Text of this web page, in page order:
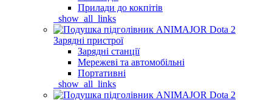
Прилади до кокпітів
_show_all_links
Зарядні пристрої
Зарядні станції
Мережеві та автомобільні
Портативні
_show_all_links